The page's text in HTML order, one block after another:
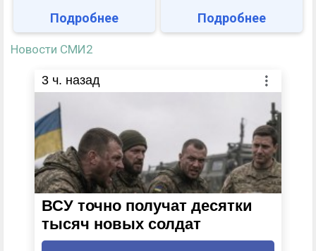
Подробнее Подробнее
Новости СМИ2
3 ч. назад
ВСУ точно получат десятки
тысяч новых солдат